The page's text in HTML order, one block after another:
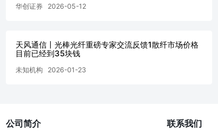
华创证券 2026-05-12
天风通信丨光棒光纤重磅专家交流反馈1散纤市场价格
目前已经到35块钱
未知机构 2026-01-23
公司简介 联系我们